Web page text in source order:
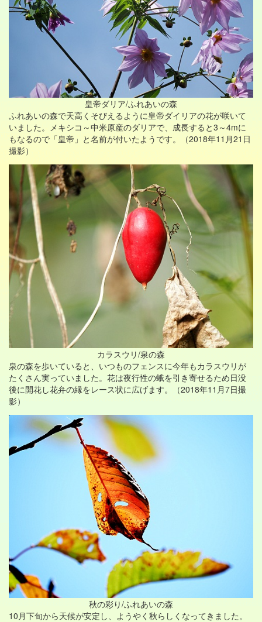
皇帝ダリア/ふれあいの森
ふれあいの森で天高くそびえるように皇帝ダイリアの花が咲いて
いました。メキシコ～中米原産のダリアで、成長すると3～4mに
もなるので「皇帝」と名前が付いたようです。（2018年11月21日
撮影）
カラスウリ/泉の森
泉の森を歩いていると、いつものフェンスに今年もカラスウリが
たくさん実っていました。花は夜行性の蛾を引き寄せるため日没
後に開花し花弁の縁をレース状に広げます。（2018年11月7日撮
影）
秋の彩り/ふれあいの森
10月下旬から天候が安定し、ようやく秋らしくなってきました。